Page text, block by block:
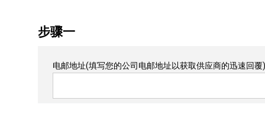
步骤一
电邮地址(填写您的公司电邮地址以获取供应商的迅速回覆)